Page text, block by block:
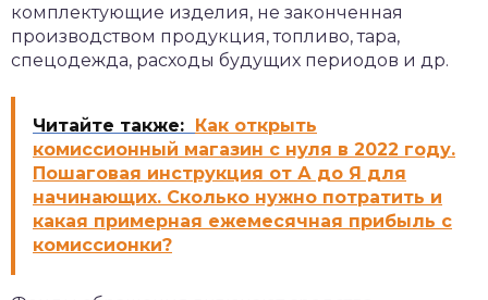
комплектующие изделия, не законченная
производством продукция, топливо, тара,
спецодежда, расходы будущих периодов и др.
Читайте также: Как открыть
комиссионный магазин с нуля в 2022 году.
Пошаговая инструкция от А до Я для
начинающих. Сколько нужно потратить и
какая примерная ежемесячная прибыль с
комиссионки?